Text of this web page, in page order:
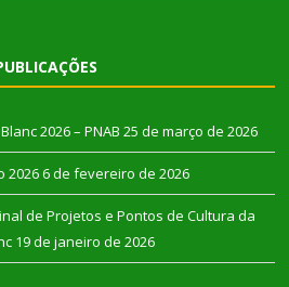
2026 – PNAB 25 de março de 2026
2026 6 de fevereiro de 2026
de Projetos e Pontos de Cultura da
19 de janeiro de 2026